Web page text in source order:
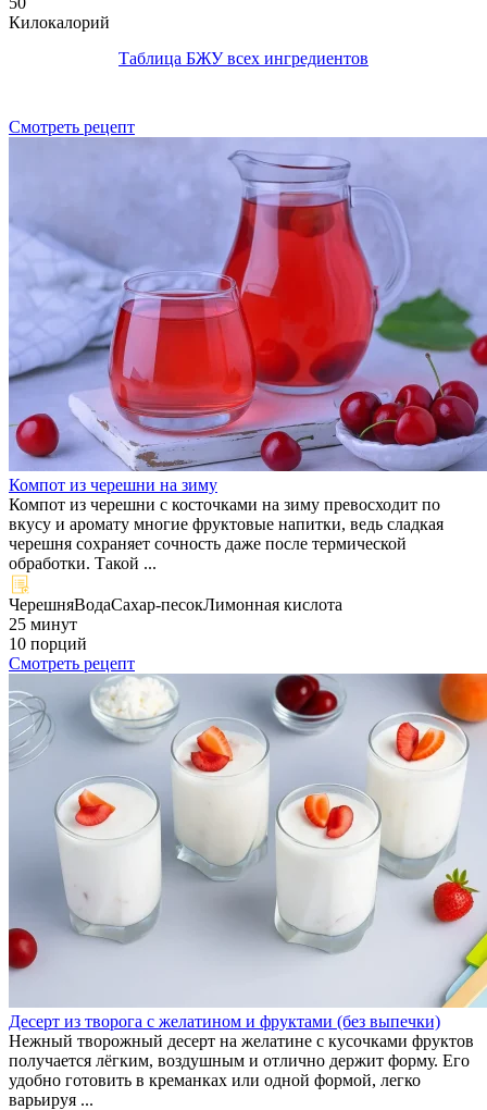
Килокалорий
Таблица БЖУ всех ингредиентов
Смотреть рецепт
Компот из черешни на зиму
Компот из черешни с косточками на зиму превосходит по
вкусу и аромату многие фруктовые напитки, ведь сладкая
черешня сохраняет сочность даже после термической
обработки. Такой ...
ЧерешняВодаСахар-песокЛимонная кислота
25 минут
10 порций
Смотреть рецепт
Десерт из творога с желатином и фруктами (без выпечки)
Нежный творожный десерт на желатине с кусочками фруктов
получается лёгким, воздушным и отлично держит форму. Его
удобно готовить в креманках или одной формой, легко
варьируя ...